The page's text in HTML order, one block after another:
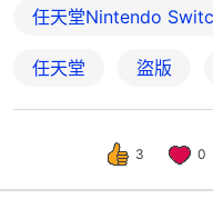
任天堂Nintendo
任天堂 盜版
3 0